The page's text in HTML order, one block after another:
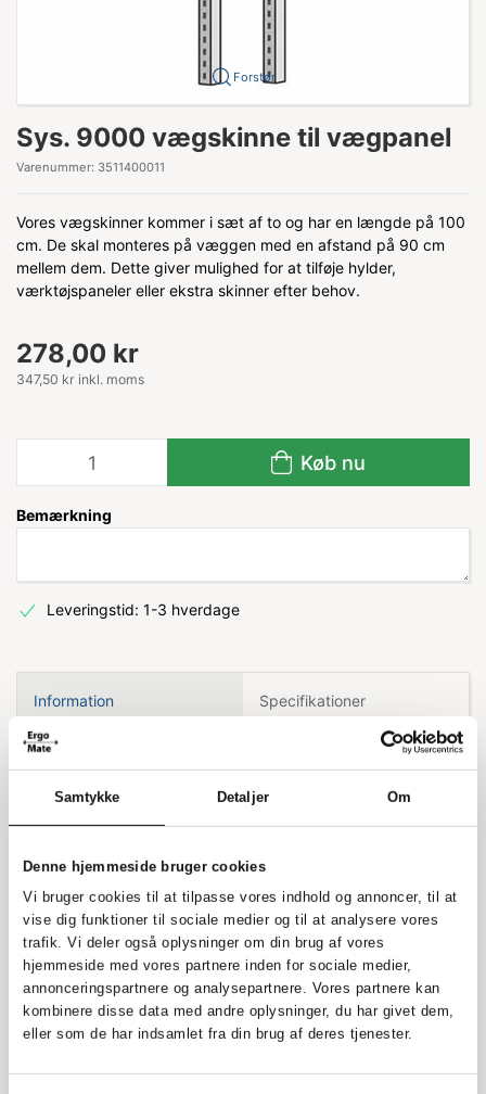
Samtykke Detaljer Om
Denne hjemmeside bruger cookies
Vi bruger cookies til at tilpasse vores indhold og annoncer, til at
vise dig funktioner til sociale medier og til at analysere vores
trafik. Vi deler også oplysninger om din brug af vores
hjemmeside med vores partnere inden for sociale medier,
annonceringspartnere og analysepartnere. Vores partnere kan
kombinere disse data med andre oplysninger, du har givet dem,
eller som de har indsamlet fra din brug af deres tjenester.
Forstør
Sys. 9000 vægskinne til vægpanel
Varenummer: 3511400011
Vores vægskinner kommer i sæt af to og har en længde på 100
cm. De skal monteres på væggen med en afstand på 90 cm
mellem dem. Dette giver mulighed for at tilføje hylder,
værktøjspaneler eller ekstra skinner efter behov.
278,00 kr
347,50 kr inkl. moms
Køb nu
Bemærkning
Leveringstid: 1-3 hverdage
Information Specifikationer
Vægskinner til montering
Disse vægskinner kommer i pakker med 2 stykker.
væggen med en afstand på 90 cm. Når de er
monteret, kan du nemt tilføje hylder,
værktøjspaneler eller andre skinner.
Montering og brug
Vægskinnerne er designet til at gøre det nemt at
organisere dit rum. De kan bruges til at hænge
forskellige typer af opbevaringsløsninger, hvilket